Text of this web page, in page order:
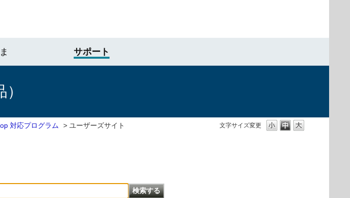
サポート
文字サイズ変更
対応プログラム > ユーザーズサイト